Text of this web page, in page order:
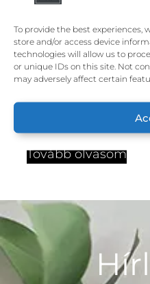
To provide the best experiences,
store and/or access device
technologies will allow us to
or unique IDs on this site. Not
may adversely affect certain
Tovább olvasom